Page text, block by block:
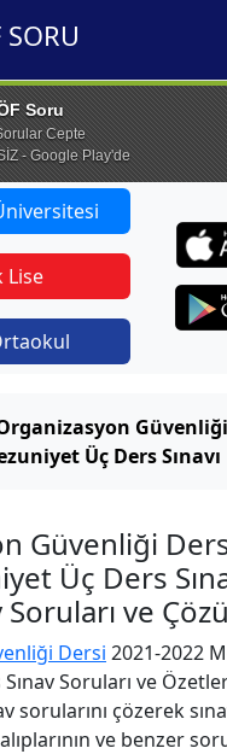
SORU
Soru
Cepte
- Google Play'de
Lise
Güvenliği
Üç Ders Sınavı
Güvenliği
Üç Ders
Soruları ve
Dersi 2021-2022
Sınav Soruları ve
sorularını çözerek
ve benzer